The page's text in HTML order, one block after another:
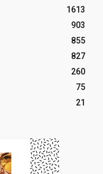
1613
903
855
827
260
75
21